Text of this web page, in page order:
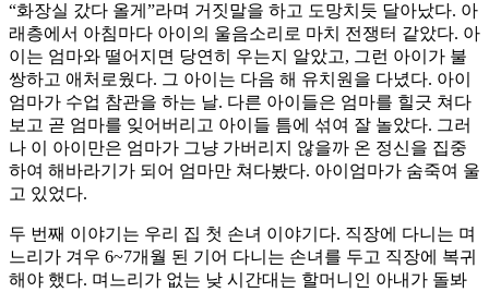
“화장실 갔다 올게”라며 거짓말을 하고 도망치듯 달아났다. 아
래층에서 아침마다 아이의 울음소리로 마치 전쟁터 같았다. 아
이는 엄마와 떨어지면 당연히 우는지 알았고, 그런 아이가 불
쌍하고 애처로웠다. 그 아이는 다음 해 유치원을 다녔다. 아이
엄마가 수업 참관을 하는 날. 다른 아이들은 엄마를 힐긋 쳐다
보고 곧 엄마를 잊어버리고 아이들 틈에 섞여 잘 놀았다. 그러
나 이 아이만은 엄마가 그냥 가버리지 않을까 온 정신을 집중
하여 해바라기가 되어 엄마만 쳐다봤다. 아이엄마가 숨죽여 울
고 있었다.
두 번째 이야기는 우리 집 첫 손녀 이야기다. 직장에 다니는 며
느리가 겨우 6~7개월 된 기어 다니는 손녀를 두고 직장에 복귀
해야 했다. 며느리가 없는 낮 시간대는 할머니인 아내가 돌봐